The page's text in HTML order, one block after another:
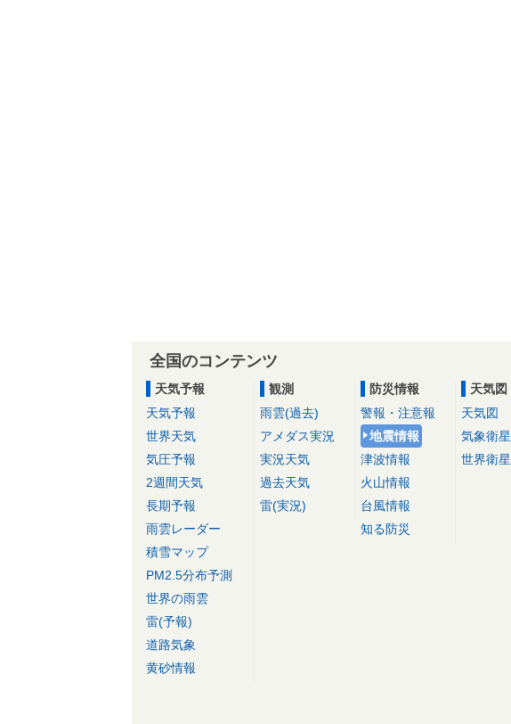
全国のコンテンツ
天気予報
天気予報
世界天気
気圧予報
2週間天気
長期予報
雨雲レーダー
積雪マップ
PM2.5分布予測
世界の雨雲
雷(予報)
道路気象
黄砂情報
観測
雨雲(過去)
アメダス実況
実況天気
過去天気
雷(実況)
防災情報
警報・注意報
地震情報
津波情報
火山情報
台風情報
知る防災
天気図
天気図
気象衛星
世界衛星